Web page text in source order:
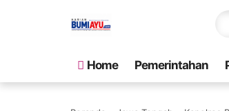
Home Pemerintahan